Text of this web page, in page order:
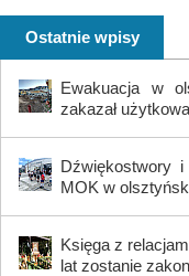
Ostatnie wpisy
Ewakuacja w
zakazał
Dźwiękostwory
MOK w
Księga z
lat zostanie